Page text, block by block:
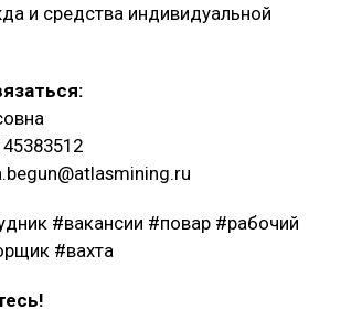
и средства индивидуальной
#вакансии #повар #рабочий
#вахта